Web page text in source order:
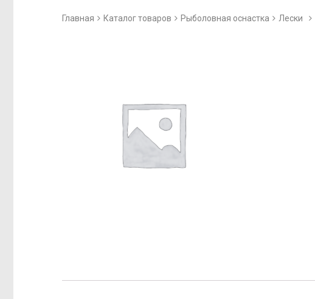
Главная Каталог товаров Рыболовная оснастка Лески